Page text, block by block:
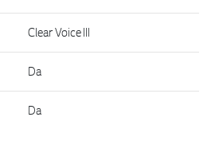
Clear Voice III
Da
Da